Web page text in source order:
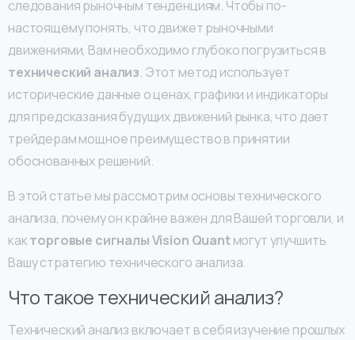
следования рыночным тенденциям. Чтобы по-
настоящему понять, что движет рыночными
движениями, Вам необходимо глубоко погрузиться в
технический анализ. Этот метод использует
исторические данные о ценах, графики и индикаторы
для предсказания будущих движений рынка, что дает
трейдерам мощное преимущество в принятии
обоснованных решений.
В этой статье мы рассмотрим основы технического
анализа, почему он крайне важен для Вашей торговли, и
какторговые сигналы Vision Quantмогут улучшить
Вашу стратегию технического анализа.
Что такое технический анализ?
Технический анализ включает в себя изучение прошлых